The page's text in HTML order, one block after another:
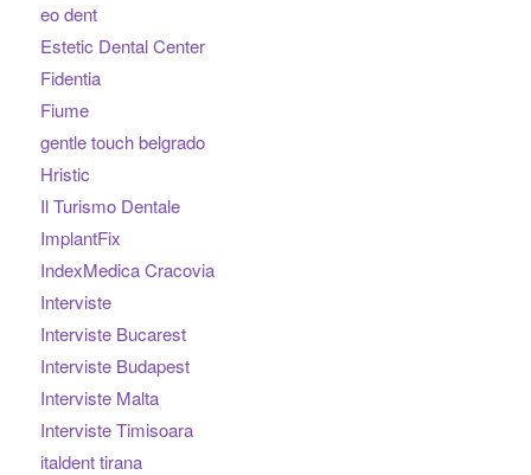
eo dent
Estetic Dental Center
Fidentia
Fiume
gentle touch belgrado
Hristic
Il Turismo Dentale
ImplantFix
IndexMedica Cracovia
Interviste
Interviste Bucarest
Interviste Budapest
Interviste Malta
Interviste Timisoara
italdent tirana